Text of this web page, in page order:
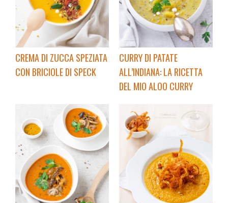
CREMA DI ZUCCA SPEZIATA
CON BRICIOLE DI SPECK
CURRY DI PATATE
ALL’INDIANA: LA RICETTA
DEL MIO ALOO CURRY